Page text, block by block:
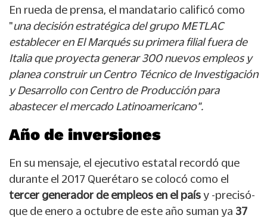
En rueda de prensa, el mandatario calificó como
"una decisión estratégica del grupo METLAC
establecer en El Marqués su primera filial fuera de
Italia que proyecta generar 300 nuevos empleos y
planea construir un Centro Técnico de Investigación
y Desarrollo con Centro de Producción para
abastecer el mercado Latinoamericano".
Año de inversiones
En su mensaje, el ejecutivo estatal recordó que
durante el 2017 Querétaro se colocó como el
tercer generador de empleos en el país y -precisó-
que de enero a octubre de este año suman ya 37